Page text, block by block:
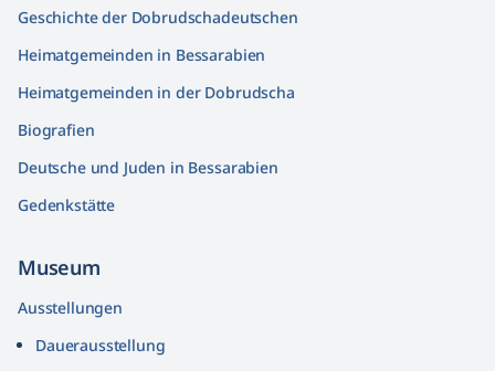
Geschichte der Dobrudschadeutschen
Heimatgemeinden in Bessarabien
Heimatgemeinden in der Dobrudscha
Biografien
Deutsche und Juden in Bessarabien
Gedenkstätte
Museum
Ausstellungen
Dauerausstellung